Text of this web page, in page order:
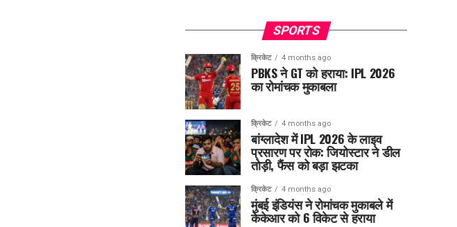
SPORTS
क्रिकेट 4 months ago
PBKS ने GT को हराया: IPL 2026
का रोमांचक मुकाबला
क्रिकेट 4 months ago
बांग्लादेश में IPL 2026 के लाइव
प्रसारण पर रोक: जियोस्टार ने डील
तोड़ी, फैंस को बड़ा झटका
क्रिकेट 4 months ago
मुंबई इंडियंस ने रोमांचक मुकाबले में
केकेआर को 6 विकेट से हराया